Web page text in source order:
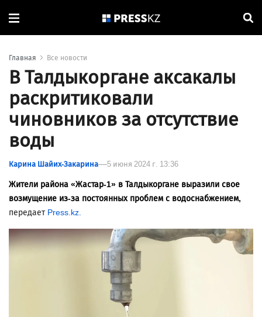
Главная Все новости
В Талдыкоргане аксакалы
раскритиковали
чиновников за отсутствие
воды
Карина Шайих-Закарина 5 июня 2024 г. 13:36
Жители района «Жастар-1» в Талдыкоргане выразили свое
возмущение из-за постоянных проблем с водоснабжением,
передает Press.kz.